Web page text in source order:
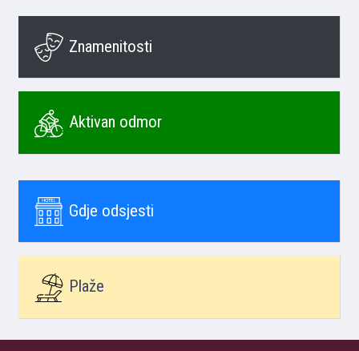
Znamenitosti
Aktivan odmor
Gdje odsjesti
Plaže